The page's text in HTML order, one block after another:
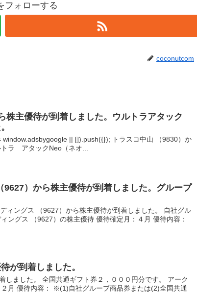
フォローする
coconutcom
株主優待が到着しました。ウルトラアタック
window.adsbygoogle || []).push({}); トラスコ中山 （9830）か
ラ アタックNeo（ネオ...
9627）から株主優待が到着しました。グループ
ィングス （9627）から株主優待が到着しました。 自社グル
ングス （9627）の株主優待 優待確定月：４月 優待内容：
が到着しました。
しました。 全国共通ギフト券２，０００円分です。 アーク
月 優待内容： ※(1)自社グループ商品券または(2)全国共通